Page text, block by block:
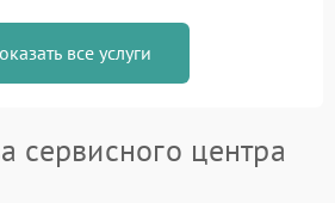
все услуги
сервисного центра